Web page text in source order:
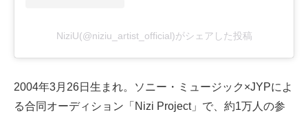
NiziU(@niziu_artist_official)がシェアした投稿
2004年3月26日生まれ。ソニー・ミュージック×JYPによ
る合同オーディション「Nizi Project」で、約1万人の参